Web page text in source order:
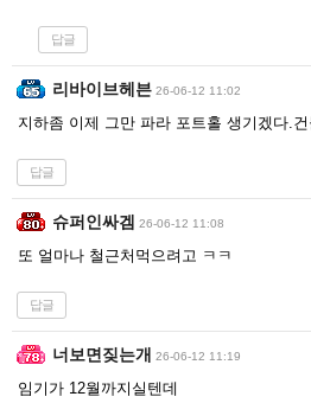
답글
리바이브헤븐 26-06-12 11:02
지하좀 이제 그만 파라 포트홀 생기겠다.
답글
슈퍼인싸겜 26-06-12 11:08
또 얼마나 철근처먹으려고 ㅋㅋ
답글
너보면짖는개 26-06-12 11:19
임기가 12월까지실텐데